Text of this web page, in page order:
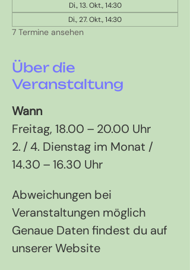
Di., 13. Okt., 14:30
Di., 27. Okt., 14:30
7 Termine ansehen
Über die
Veranstaltung
Wann
Freitag, 18.00 – 20.00 Uhr
2. / 4. Dienstag im Monat /
14.30 – 16.30 Uhr
Abweichungen bei
Veranstaltungen möglich
Genaue Daten findest du auf
unserer Website